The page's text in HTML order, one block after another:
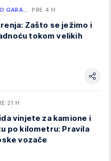
GARA… PRE 4 H
Zašto se ježimo i
tokom velikih
21 H
vinjete za kamione i
po kilometru: Pravila
vozače